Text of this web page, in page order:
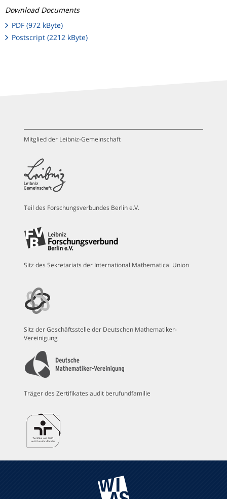
Download Documents
PDF (972 kByte)
Postscript (2212 kByte)
Mitglied der Leibniz-Gemeinschaft
Teil des Forschungsverbundes Berlin e.V.
Sitz des Sekretariats der International Mathematical Union
Sitz der Geschäftsstelle der Deutschen Mathematiker-
Vereinigung
Träger des Zertifikates audit berufundfamilie